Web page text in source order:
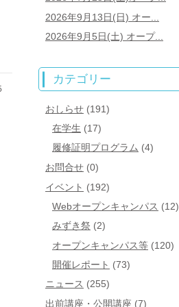
2026年9月13日(日) オー...
2026年9月5日(土) オープ...
カテゴリー
おしらせ (191)
在学生 (17)
履修証明プログラム (4)
お問合せ (0)
イベント (192)
Webオープンキャンパス (12)
みずき祭 (2)
オープンキャンパス等 (120)
開催レポート (73)
ニュース (255)
出前講座・公開講座 (7)